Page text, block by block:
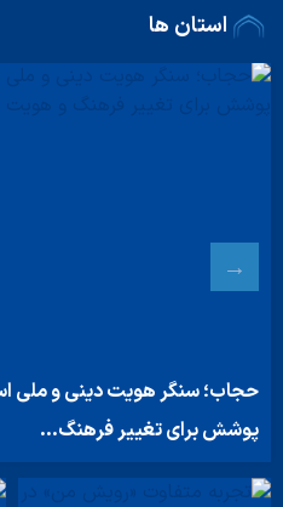
استان ها
حجاب؛ سنگر هویت دینی و ملی
پوشش برای تغییر فرهنگ…